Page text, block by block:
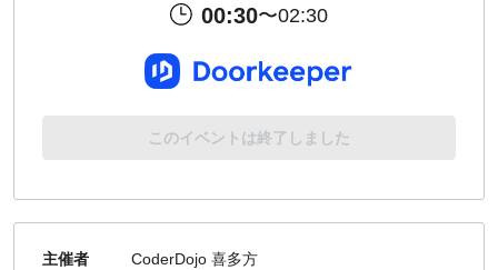
00:30〜02:30
このイベントは終了しました
主催者 CoderDojo 喜多方